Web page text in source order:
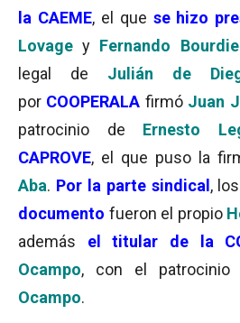
la CAEME, el que se hizo
Lovagey Fernando
legal de Julián de
por COOPERALA firmó Juan
patrocinio de Ernesto
CAPROVE, el que puso la
Aba. Por la parte sindical ,
documento fueron el propio
además el titular de la
Ocampo, con el patrocinio
Ocampo.